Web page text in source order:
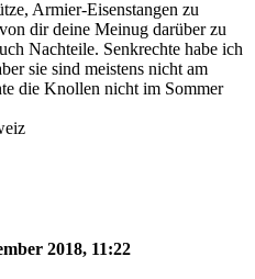
Armier-Eisenstangen zu
dir deine Meinug darüber zu
Nachteile. Senkrechte habe ich
sie sind meistens nicht am
die Knollen nicht im Sommer
2018, 11:22